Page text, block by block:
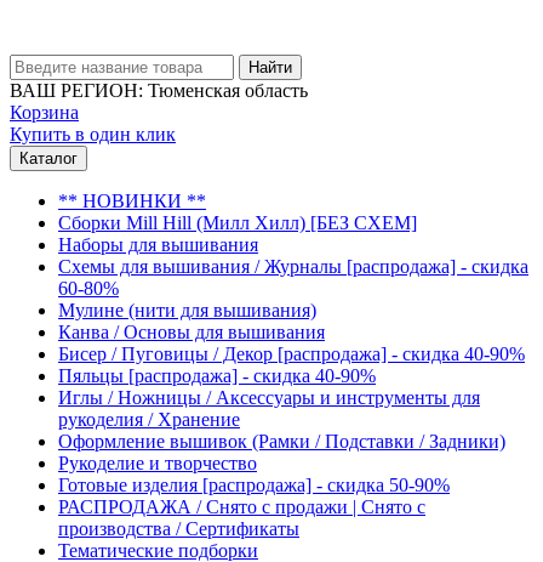
Найти
ВАШ РЕГИОН: Тюменская область
Корзина
Купить в один клик
Каталог
** НОВИНКИ **
Сборки Mill Hill (Милл Хилл) [БЕЗ СХЕМ]
Наборы для вышивания
Схемы для вышивания / Журналы [распродажа] - скидка
60-80%
Мулине (нити для вышивания)
Канва / Основы для вышивания
Бисер / Пуговицы / Декор [распродажа] - скидка 40-90%
Пяльцы [распродажа] - скидка 40-90%
Иглы / Ножницы / Аксессуары и инструменты для
рукоделия / Хранение
Оформление вышивок (Рамки / Подставки / Задники)
Рукоделие и творчество
Готовые изделия [распродажа] - скидка 50-90%
РАСПРОДАЖА / Снято с продажи | Снято с
производства / Сертификаты
Тематические подборки